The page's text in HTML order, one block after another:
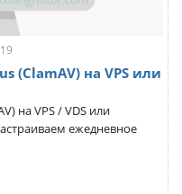
(ClamAV) на VPS или
на VPS / VDS или
ежедневное